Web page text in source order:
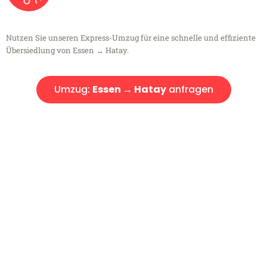
Nutzen Sie unseren Express-Umzug für eine schnelle und effiziente
Übersiedlung von Essen → Hatay.
Umzug: Essen → Hatayanfragen